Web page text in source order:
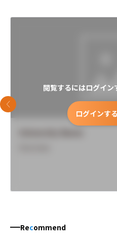
閲覧するにはログイン
ログインする
前のスライド
Recommend